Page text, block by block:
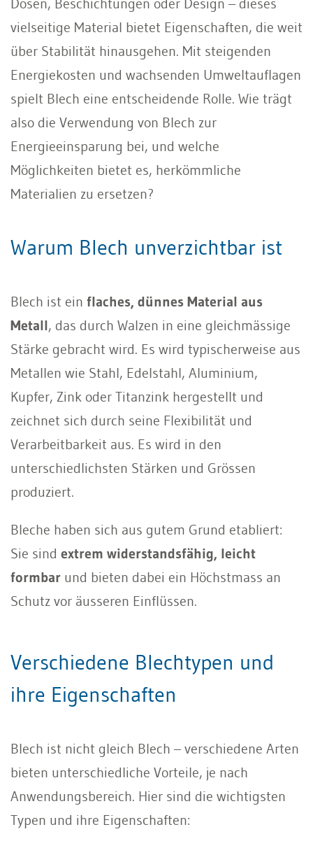
Dosen, Beschichtungen oder Design – dieses
vielseitige Material bietet Eigenschaften, die weit
über Stabilität hinausgehen. Mit steigenden
Energiekosten und wachsenden Umweltauflagen
spielt Blech eine entscheidende Rolle. Wie trägt
also die Verwendung von Blech zur
Energieeinsparung bei, und welche
Möglichkeiten bietet es, herkömmliche
Materialien zu ersetzen?
Warum Blech unverzichtbar ist
Blech ist ein flaches, dünnes Material aus
Metall, das durch Walzen in eine gleichmässige
Stärke gebracht wird. Es wird typischerweise aus
Metallen wie Stahl, Edelstahl, Aluminium,
Kupfer, Zink oder Titanzink hergestellt und
zeichnet sich durch seine Flexibilität und
Verarbeitbarkeit aus. Es wird in den
unterschiedlichsten Stärken und Grössen
produziert.
Bleche haben sich aus gutem Grund etabliert:
Sie sind extrem widerstandsfähig, leicht
formbar und bieten dabei ein Höchstmass an
Schutz vor äusseren Einflüssen.
Verschiedene Blechtypen und
ihre Eigenschaften
Blech ist nicht gleich Blech – verschiedene Arten
bieten unterschiedliche Vorteile, je nach
Anwendungsbereich. Hier sind die wichtigsten
Typen und ihre Eigenschaften: